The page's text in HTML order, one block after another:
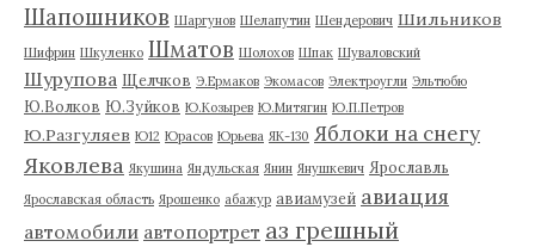
Шапошников Шаргунов Шелапутин Шендерович Шильников
Шифрин Шкуленко Шматов Шолохов Шпак Шуваловский
Шурупова Щелчков Э.Ермаков Экомасов Электроугли Эльтюбю
Ю.Волков Ю.Зуйков Ю.Козырев Ю.Митягин Ю.П.Петров
Ю.Разгуляев Ю12 Юрасов Юрьева ЯК-130 Яблоки на снегу
Яковлева Якушина Яндульская Янин Янушкевич Ярославль
Ярославская область Ярошенко абажур авиамузей авиация
автомобили автопортрет аз грешный